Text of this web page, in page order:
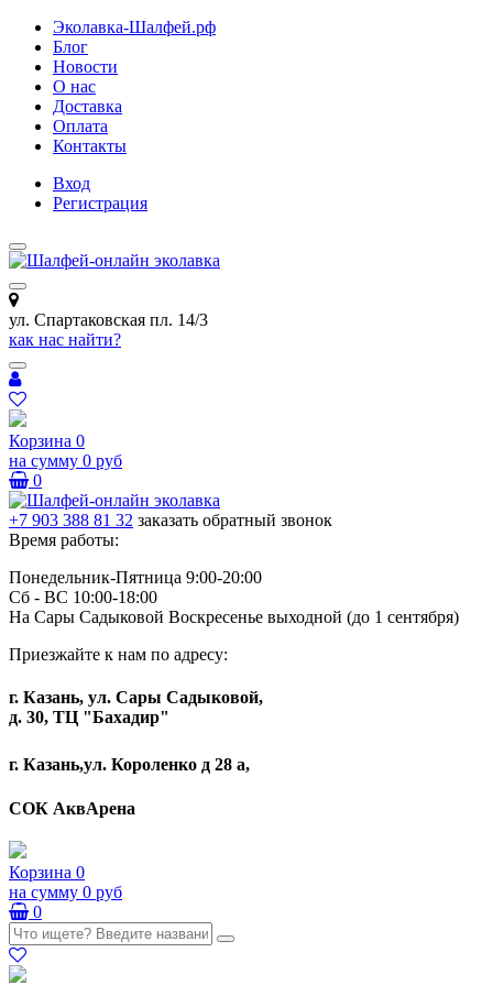
Эколавка-Шалфей.рф
Блог
Новости
О нас
Доставка
Оплата
Контакты
Вход
Регистрация
ул. Спартаковская пл. 14/3
как нас найти?
Корзина 0
на сумму 0 руб
0
+7 903 388 81 32 заказать обратный звонок
Время работы:
Понедельник-Пятница 9:00-20:00
Сб - ВС 10:00-18:00
На Сары Садыковой Воскресенье выходной (до 1 сентября)
Приезжайте к нам по адресу:
г. Казань, ул. Сары Садыковой,
д. 30, ТЦ "Бахадир"
г. Казань,ул. Короленко д 28 а,
СОК АквАрена
Корзина 0
на сумму 0 руб
0